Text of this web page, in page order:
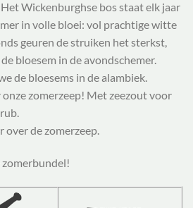
Wickenburghse bos staat elk jaar
in volle bloei: vol prachtige witte
geuren de struiken het sterkst,
bloesem in de avondschemer.
de bloesems in de alambiek.
zomerzeep! Met zeezout voor
over de zomerzeep.